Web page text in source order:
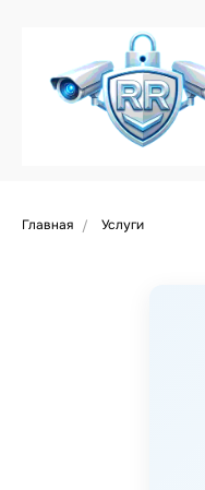
Главная / Услуги